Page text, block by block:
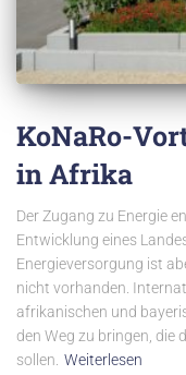
KoNaRo-
in Afrika
Der Zugang zu Energie
Entwicklung eines
Energieversorgung ist
nicht vorhanden.
afrikanischen und
den Weg zu bringen, die
sollen. Weiterlesen